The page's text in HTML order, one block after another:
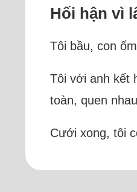
Hối hận vì
Tôi bầu, con
Tôi với anh kết
toàn, quen
Cưới xong, tôi